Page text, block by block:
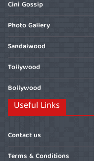
Cini Gossip
Photo Gallery
Sandalwood
Tollywood
Bollywood
Useful Links
Contact us
Terms & Conditions